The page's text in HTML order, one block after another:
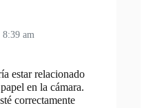
am
estar relacionado
en la cámara.
correctamente